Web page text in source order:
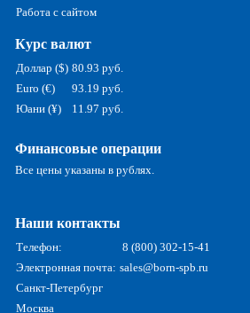
Работа с сайтом
Курс валют
Доллар ($) 80.93 руб.
Euro (€)
93.19 руб.
Юани (¥)
11.97 руб.
Финансовые операции
Все цены указаны в рублях.
Наши контакты
Телефон:
8 (800) 302-15-41
Электронная почта: sales@born-spb.ru
Санкт-Петербург
Москва